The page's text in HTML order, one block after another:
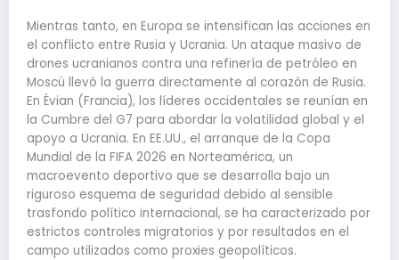
Mientras tanto, en Europa se intensifican las acciones en
el conflicto entre Rusia y Ucrania. Un ataque masivo de
drones ucranianos contra una refinería de petróleo en
Moscú llevó la guerra directamente al corazón de Rusia.
En Évian (Francia), los líderes occidentales se reunían en
la Cumbre del G7 para abordar la volatilidad global y el
apoyo a Ucrania. En EE.UU., el arranque de la Copa
Mundial de la FIFA 2026 en Norteamérica, un
macroevento deportivo que se desarrolla bajo un
riguroso esquema de seguridad debido al sensible
trasfondo político internacional, se ha caracterizado por
estrictos controles migratorios y por resultados en el
campo utilizados como proxies geopolíticos.